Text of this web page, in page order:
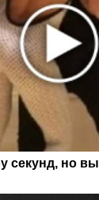
секунд, но